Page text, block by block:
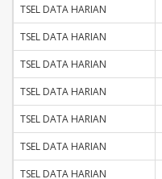
TSEL DATA HARIAN
TSEL DATA HARIAN
TSEL DATA HARIAN
TSEL DATA HARIAN
TSEL DATA HARIAN
TSEL DATA HARIAN
TSEL DATA HARIAN